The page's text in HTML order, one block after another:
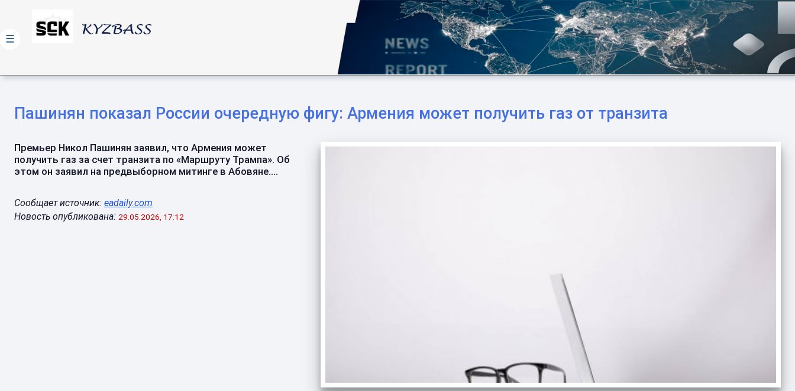
Пашинян показал России очередную фигу: Армения может получить газ от транзита
Премьер Никол Пашинян заявил, что Армения может
получить газ за счет транзита по «Маршруту Трампа». Об
этом он заявил на предвыборном митинге в Абовяне....
Сообщает источник: eadaily.com
Новость опубликована: 29.05.2026, 17:12
☰